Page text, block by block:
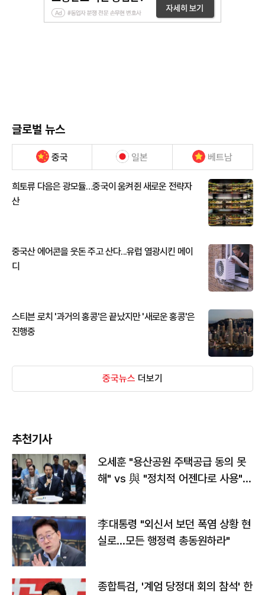
글로벌 뉴스
중국 일본 베트남
희토류 다음은 광모듈…중국이 움켜쥔 새로운 전략자
산
중국산 에어콘을 웃돈 주고 산다...유럽 열광시킨 메이
디
스티븐 로치 '과거의 홍콩'은 끝났지만 '새로운 홍콩'은
진행중
중국뉴스 더보기
추천기사
오세훈 "용산공원 주택공급 동의 못
해" vs 與 "정치적 어젠다로 사용"
李대통령 "외신서 보던 폭염 상황 현
실로…모든 행정력 총동원하라"
종합특검, '계엄 당정대 회의 참석' 한